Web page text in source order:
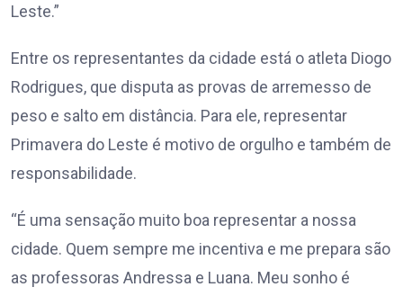
Leste.”
Entre os representantes da cidade está o atleta Diogo
Rodrigues, que disputa as provas de arremesso de
peso e salto em distância. Para ele, representar
Primavera do Leste é motivo de orgulho e também de
responsabilidade.
“É uma sensação muito boa representar a nossa
cidade. Quem sempre me incentiva e me prepara são
as professoras Andressa e Luana. Meu sonho é